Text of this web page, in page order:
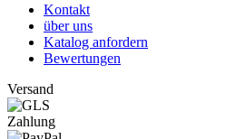
Kontakt
über uns
Katalog anfordern
Bewertungen
Versand
Zahlung